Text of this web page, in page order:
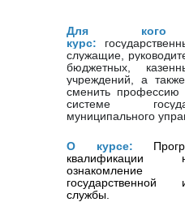
Для кого
курс:
служащие,
бюджетных,
учреждений, а
сменить профессию
системе
муниципального
О курсе:
квалификации
государственной и
службы